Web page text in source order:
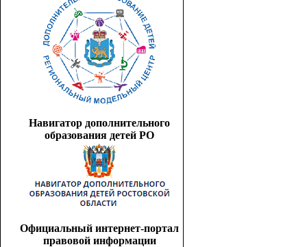
Навигатор дополнительного
образования детей РО
Официальный интернет-портал
правовой информации